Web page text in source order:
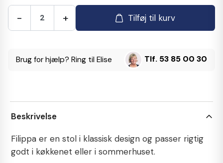
- + Tilføj til kurv
Brug for hjælp? Ring til Elise Tlf. 53 85 00 30
Beskrivelse
Filippa er en stol i klassisk design og passer rigtig
godt i køkkenet eller i sommerhuset.